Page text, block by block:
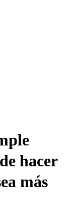
hacer
más